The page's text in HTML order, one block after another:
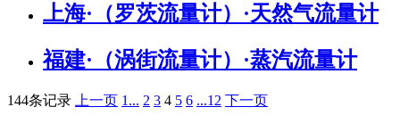
上海·（罗茨流量计）·天然气流量计
福建·（涡街流量计）·蒸汽流量计
144条记录 上一页 1... 2 3 4 5 6 ...12 下一页